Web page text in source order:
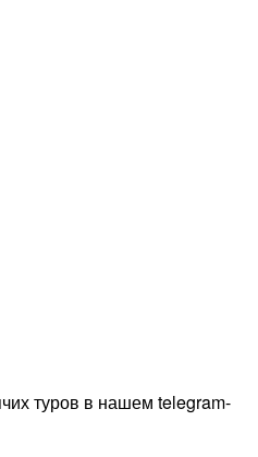
туров в нашем telegram-